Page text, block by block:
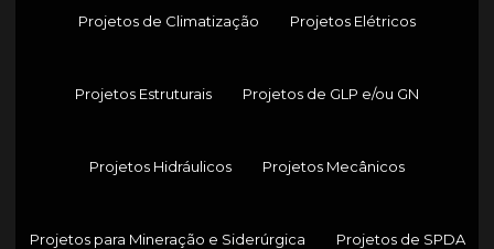
Projetos de Climatização Projetos Elétricos
Projetos Estruturais Projetos de GLP e/ou GN
Projetos Hidráulicos Projetos Mecânicos
Projetos para Mineração e Siderúrgica Projetos de SPDA